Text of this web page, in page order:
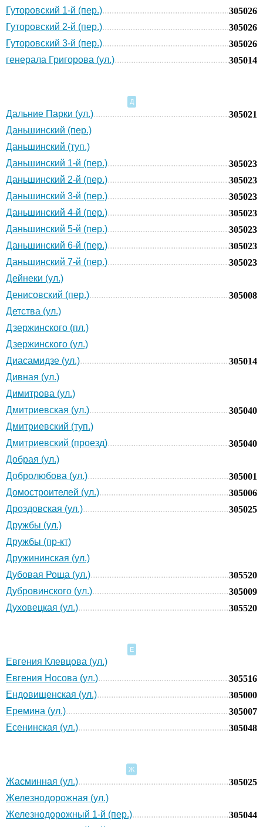
Гуторовский 1-й (пер.)
305026
Гуторовский 2-й (пер.)
305026
Гуторовский 3-й (пер.)
305026
генерала Григорова (ул.)
305014
Д
Дальние Парки (ул.)
305021
Даньшинский (пер.)
Даньшинский (туп.)
Даньшинский 1-й (пер.)
305023
Даньшинский 2-й (пер.)
305023
Даньшинский 3-й (пер.)
305023
Даньшинский 4-й (пер.)
305023
Даньшинский 5-й (пер.)
305023
Даньшинский 6-й (пер.)
305023
Даньшинский 7-й (пер.)
305023
Дейнеки (ул.)
Денисовский (пер.)
305008
Детства (ул.)
Дзержинского (пл.)
Дзержинского (ул.)
Диасамидзе (ул.)
305014
Дивная (ул.)
Димитрова (ул.)
Дмитриевская (ул.)
305040
Дмитриевский (туп.)
Дмитриевский (проезд)
305040
Добрая (ул.)
Добролюбова (ул.)
305001
Домостроителей (ул.)
305006
Дроздовская (ул.)
305025
Дружбы (ул.)
Дружбы (пр-кт)
Дружининская (ул.)
Дубовая Роща (ул.)
305520
Дубровинского (ул.)
305009
Духовецкая (ул.)
305520
Е
Евгения Клевцова (ул.)
Евгения Носова (ул.)
305516
Ендовищенская (ул.)
305000
Еремина (ул.)
305007
Есенинская (ул.)
305048
Ж
Жасминная (ул.)
305025
Железнодорожная (ул.)
Железнодорожный 1-й (пер.)
305044